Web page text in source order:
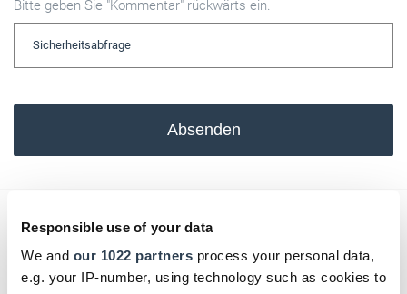
Responsible use of your data
We and our 1022 partners process your personal data,
e.g. your IP-number, using technology such as cookies to
Bitte geben Sie "Kommentar" rückwärts ein.
Absenden
Das könnte Sie auch interessieren: